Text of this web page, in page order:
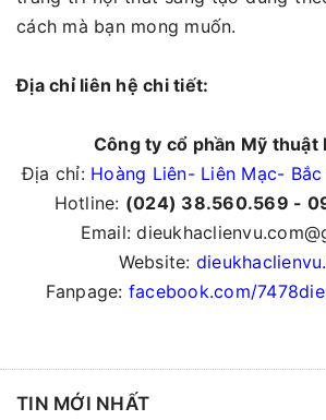
cách mà bạn mong muốn.
Địa chỉ liên hệ chi tiết:
Công ty cổ phần Mỹ thuật
Địa chỉ: Hoàng Liên- Liên Mạc-
Hotline: (024) 38.560.569 -
Email:
Website:
Fanpage: facebook.com/
TIN MỚI NHẤT